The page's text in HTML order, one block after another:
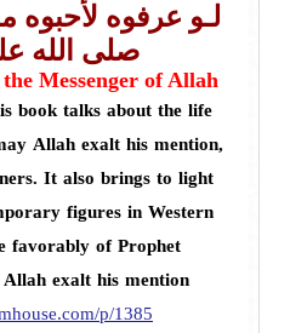
لـو عرفوه
صلى الله
Messenger of Allah
book talks about the life
Allah exalt his mention,
It also brings to light
figures in Western
favorably of Prophet
exalt his mention
p/1385